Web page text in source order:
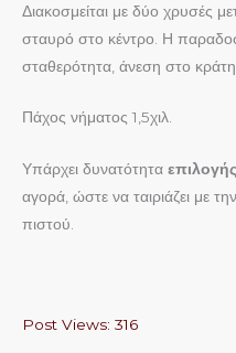
Διακοσμείται με δύο χρυσές
σταυρό στο κέντρο. Η
σταθερότητα, άνεση στο
Πάχος νήματος 1,5χιλ.
Υπάρχει δυνατότητα
αγορά, ώστε να ταιριάζει με
πιστού.
Post Views: 316